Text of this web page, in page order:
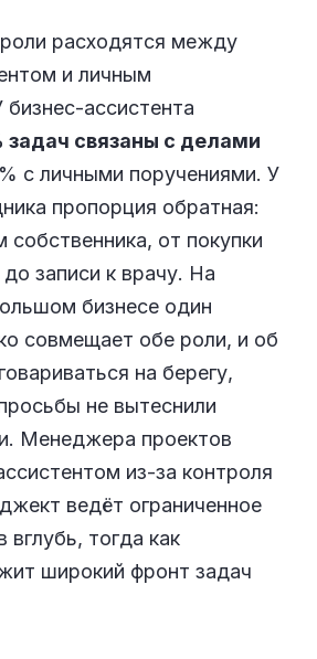
расходятся между
и личным
ассистента
задач связаны с делами
с личными поручениями. У
пропорция обратная:
собственника, от покупки
записи к врачу. На
бизнесе один
совмещает обе роли, и об
на берегу,
не вытеснили
Менеджера проектов
из-за контроля
ведёт ограниченное
вглубь, тогда как
широкий фронт задач